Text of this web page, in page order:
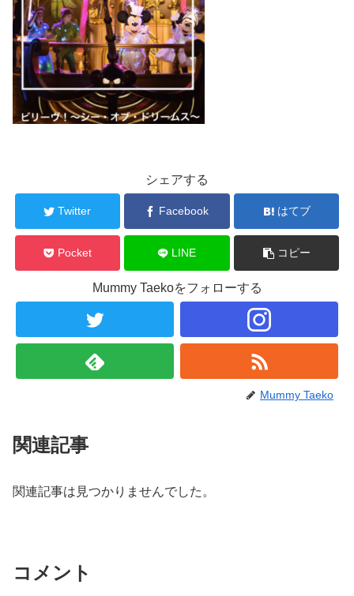
シェアする
Twitter Facebook はてブ
Pocket LINE コピー
Mummy Taekoをフォローする
Mummy Taeko
関連記事
関連記事は見つかりませんでした。
コメント